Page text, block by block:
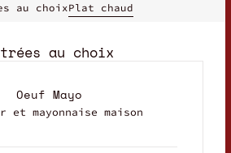
au choixPlat chaud
au choix
Oeuf Mayo
et mayonnaise maison